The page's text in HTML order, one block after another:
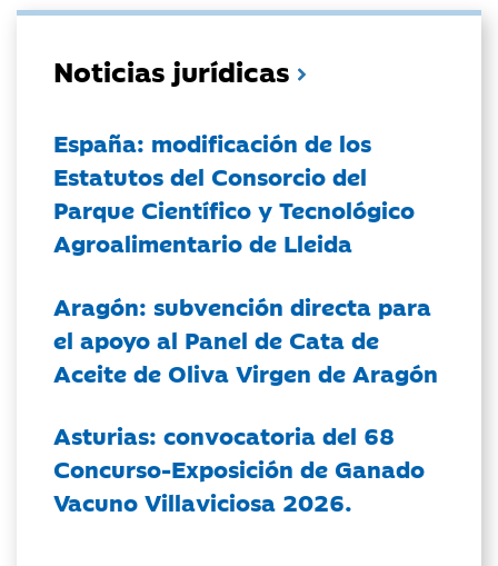
Noticias jurídicas
España: modificación de los
Estatutos del Consorcio del
Parque Científico y Tecnológico
Agroalimentario de Lleida
Aragón: subvención directa para
el apoyo al Panel de Cata de
Aceite de Oliva Virgen de Aragón
Asturias: convocatoria del 68
Concurso-Exposición de Ganado
Vacuno Villaviciosa 2026.